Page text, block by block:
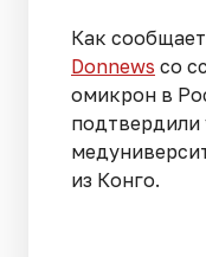
Как
Donnews со
омикрон в
подтвердили
из Конго.